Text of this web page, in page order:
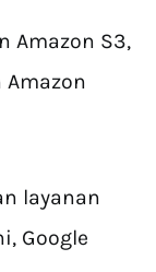
Amazon S3,
layanan
Google